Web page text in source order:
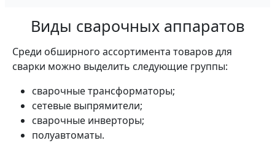
Виды сварочных аппаратов
Среди обширного ассортимента товаров для
сварки можно выделить следующие группы:
сварочные трансформаторы;
сетевые выпрямители;
сварочные инверторы;
полуавтоматы.